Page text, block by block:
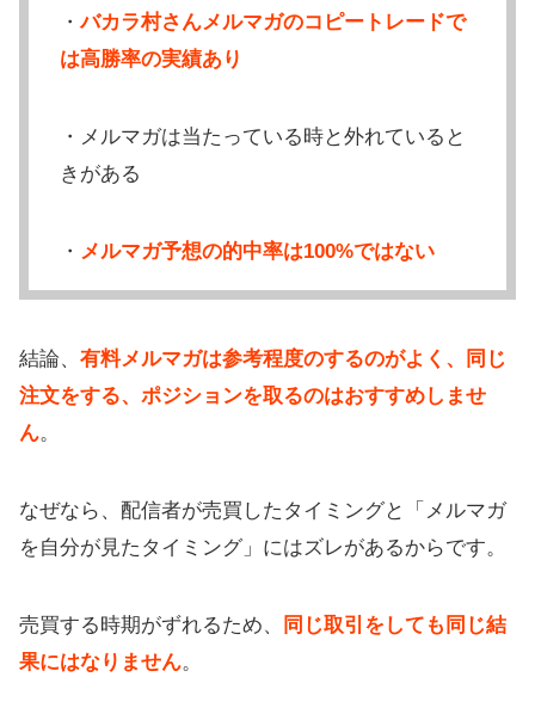
・バカラ村さんメルマガのコピートレードで
は高勝率の実績あり
・メルマガは当たっている時と外れていると
きがある
・ メルマガ予想の的中率は100%ではない
結論、 有料メルマガは参考程度のするのがよく、同じ
注文をする、ポジションを取るのはおすすめしませ
ん。
なぜなら、配信者が売買したタイミングと「メルマガ
を自分が見たタイミング」にはズレがあるからです。
売買する時期がずれるため、
同じ取引をしても同じ結
果にはなりません。